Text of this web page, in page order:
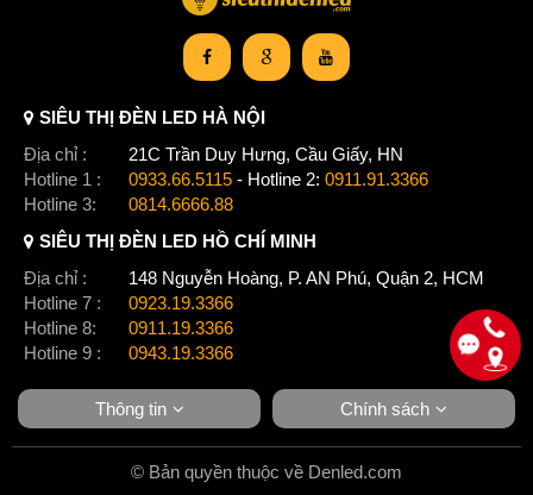
SIÊU THỊ ĐÈN LED HÀ NỘI
Địa chỉ :
21C Trần Duy Hưng, Cầu Giấy, HN
Hotline 1 :
0933.66.5115 - Hotline 2: 0911.91.3366
Hotline 3:
0814.6666.88
SIÊU THỊ ĐÈN LED HỒ CHÍ MINH
Địa chỉ :
148 Nguyễn Hoàng, P. AN Phú, Quận 2, HCM
Hotline 7 :
0923.19.3366
Hotline 8:
0911.19.3366
Hotline 9 :
0943.19.3366
Thông tin Chính sách
© Bản quyền thuộc về Denled.com